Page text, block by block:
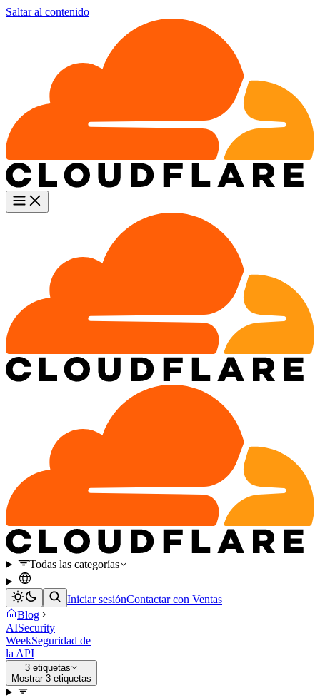
Saltar al contenido
Todas las categorías
Iniciar sesiónContactar con Ventas
Blog
AISecurity
WeekSeguridad de
la API
3 etiquetas
Mostrar 3 etiquetas